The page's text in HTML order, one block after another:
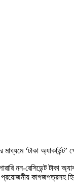
মাধ্যমে ‘টাকা
নন-রেসিডেন্ট
প্রয়োজনীয় কাগজপত্রসহ